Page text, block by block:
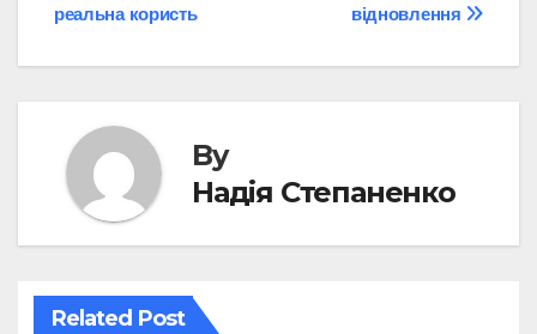
відновлення
реальна користь
By
Надія Степаненко
Related Post